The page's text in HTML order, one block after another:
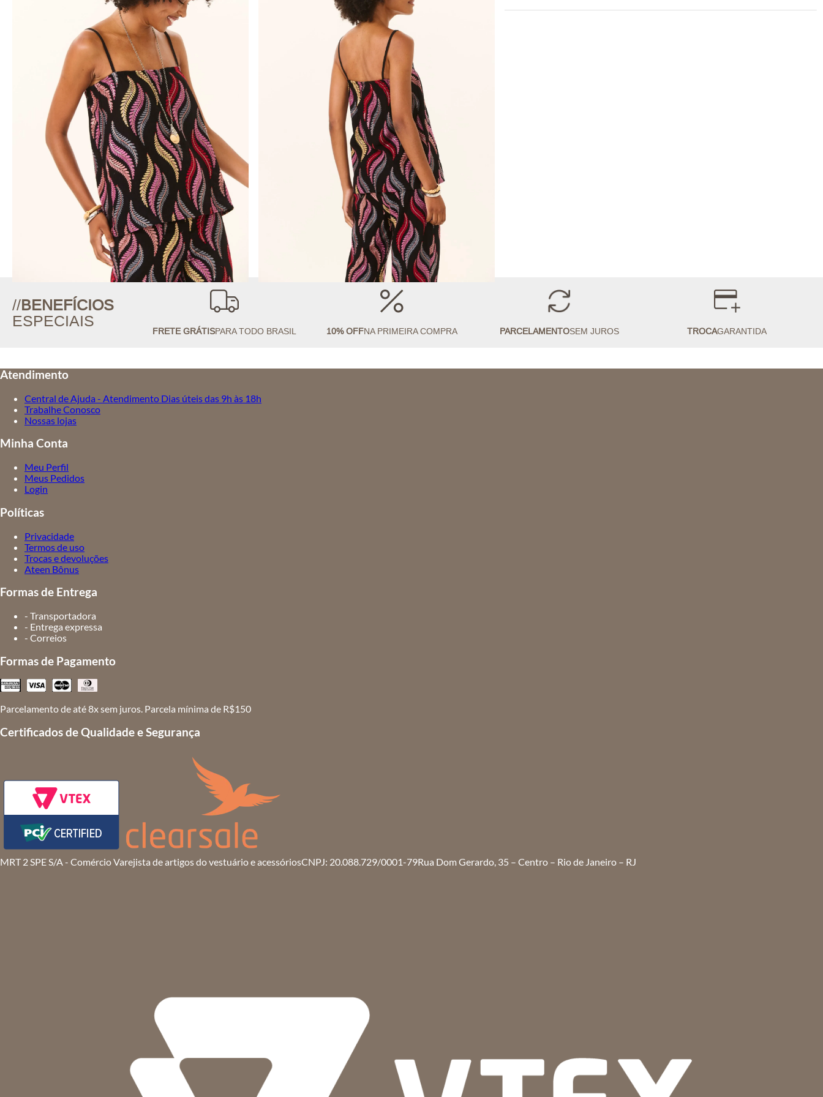
//BENEFÍCIOS
ESPECIAIS
FRETE GRÁTISPARA TODO BRASIL 10% OFFNA PRIMEIRA COMPRA PARCELAMENTOSEM JUROS TROCAGARANTIDA
Atendimento
Central de Ajuda - Atendimento Dias úteis das 9h às 18h
Trabalhe Conosco
Nossas lojas
Minha Conta
Meu Perfil
Meus Pedidos
Login
Políticas
Privacidade
Termos de uso
Trocas e devoluções
Ateen Bônus
Formas de Entrega
- Transportadora
- Entrega expressa
- Correios
Formas de Pagamento
Parcelamento de até 8x sem juros. Parcela mínima de R$150
Certificados de Qualidade e Segurança
MRT 2 SPE S/A - Comércio Varejista de artigos do vestuário e acessóriosCNPJ: 20.088.729/0001-79Rua Dom Gerardo, 35 – Centro – Rio de Janeiro – RJ